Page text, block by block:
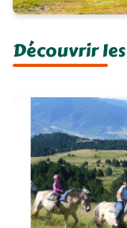
Découvrir